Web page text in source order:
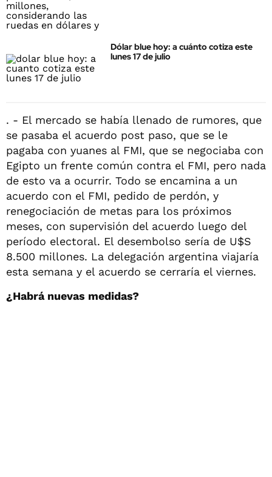
Dólar blue hoy: a cuánto cotiza este
lunes 17 de julio
. - El mercado se había llenado de rumores, que
se pasaba el acuerdo post paso, que se le
pagaba con yuanes al FMI, que se negociaba con
Egipto un frente común contra el FMI, pero nada
de esto va a ocurrir. Todo se encamina a un
acuerdo con el FMI, pedido de perdón, y
renegociación de metas para los próximos
meses, con supervisión del acuerdo luego del
período electoral. El desembolso sería de U$S
8.500 millones. La delegación argentina viajaría
esta semana y el acuerdo se cerraría el viernes.
¿Habrá nuevas medidas?